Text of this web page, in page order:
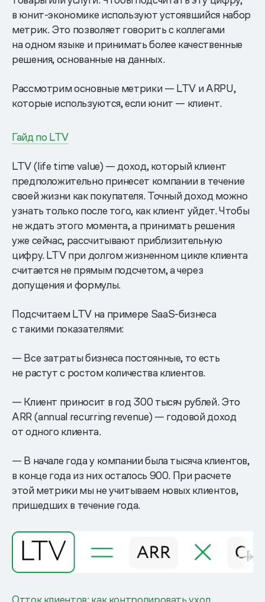
в юнит-экономике используют устоявшийся набор
метрик. Это позволяет говорить с коллегами
на одном языке и принимать более качественные
решения, основанные на данных.
Рассмотрим основные метрики — LTV и ARPU,
которые используются, если юнит — клиент.
Гайд по LTV
LTV (life time value) — доход, который клиент
предположительно принесет компании в течение
своей жизни как покупателя. Точный доход можно
узнать только после того, как клиент уйдет. Чтобы
не ждать этого момента, а принимать решения
уже сейчас, рассчитывают приблизительную
цифру. LTV при долгом жизненном цикле клиента
считается не прямым подсчетом, а через
допущения и формулы.
Подсчитаем LTV на примере SaaS-бизнеса
с такими показателями:
— Все затраты бизнеса постоянные, то есть
не растут с ростом количества клиентов.
— Клиент приносит в год 300 тысяч рублей. Это
ARR (annual recurring revenue) — годовой доход
от одного клиента.
— В начале года у компании была тысяча клиентов,
в конце года из них осталось 900. При расчете
этой метрики мы не учитываем новых клиентов,
пришедших в течение года.
Отток клиентов: как контролировать уход